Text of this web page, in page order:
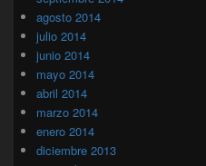
agosto 2014
julio 2014
junio 2014
mayo 2014
abril 2014
marzo 2014
enero 2014
diciembre 2013